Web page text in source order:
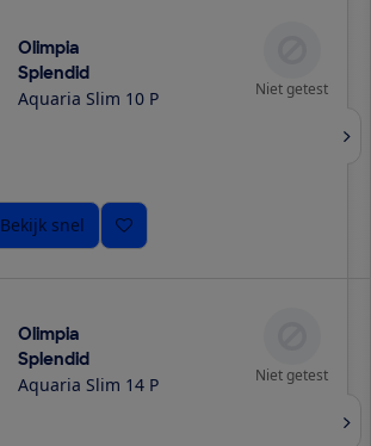
Olimpia
Splendid
Aquaria Slim 10 P Niet getest
Bekijk snel
Olimpia
Splendid
Aquaria Slim 14 P Niet getest